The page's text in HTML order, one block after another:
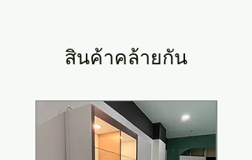
สินค้าคล้ายกัน